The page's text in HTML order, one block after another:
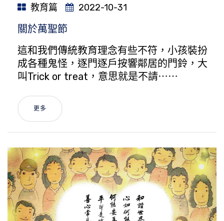
教育篇 2022-10-31
關於萬聖節
這和我們傳統教育理念有些不符，小孩裝扮
成各種鬼怪，逐門逐戶按響鄰居的門鈴，大
叫Trick or treat，意思就是不請⋯⋯
更多